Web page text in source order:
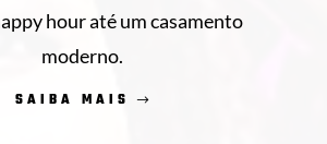
hour até um casamento
moderno.
SAIBA MAIS